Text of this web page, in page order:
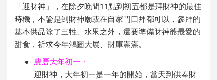
「迎財神」，在除夕晚間11點到初五都是拜財神的最佳
時機，不論是到財神廟或在自家門口拜都可以，參拜的
基本供品除了三牲、水果之外，還要準備財神爺最愛的
甜食，祈求今年鴻圖大展、財庫滿滿。
農曆大年初一：
迎財神，大年初一是一年的開始，當天到供奉財